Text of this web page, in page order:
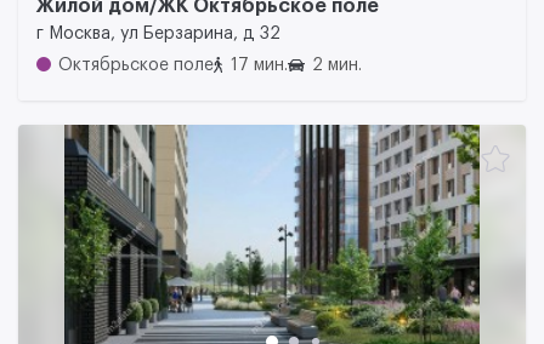
Жилой дом/ЖК Октябрьское поле
г Москва, ул Берзарина, д 32
Октябрьское поле
17 мин. 2 мин.